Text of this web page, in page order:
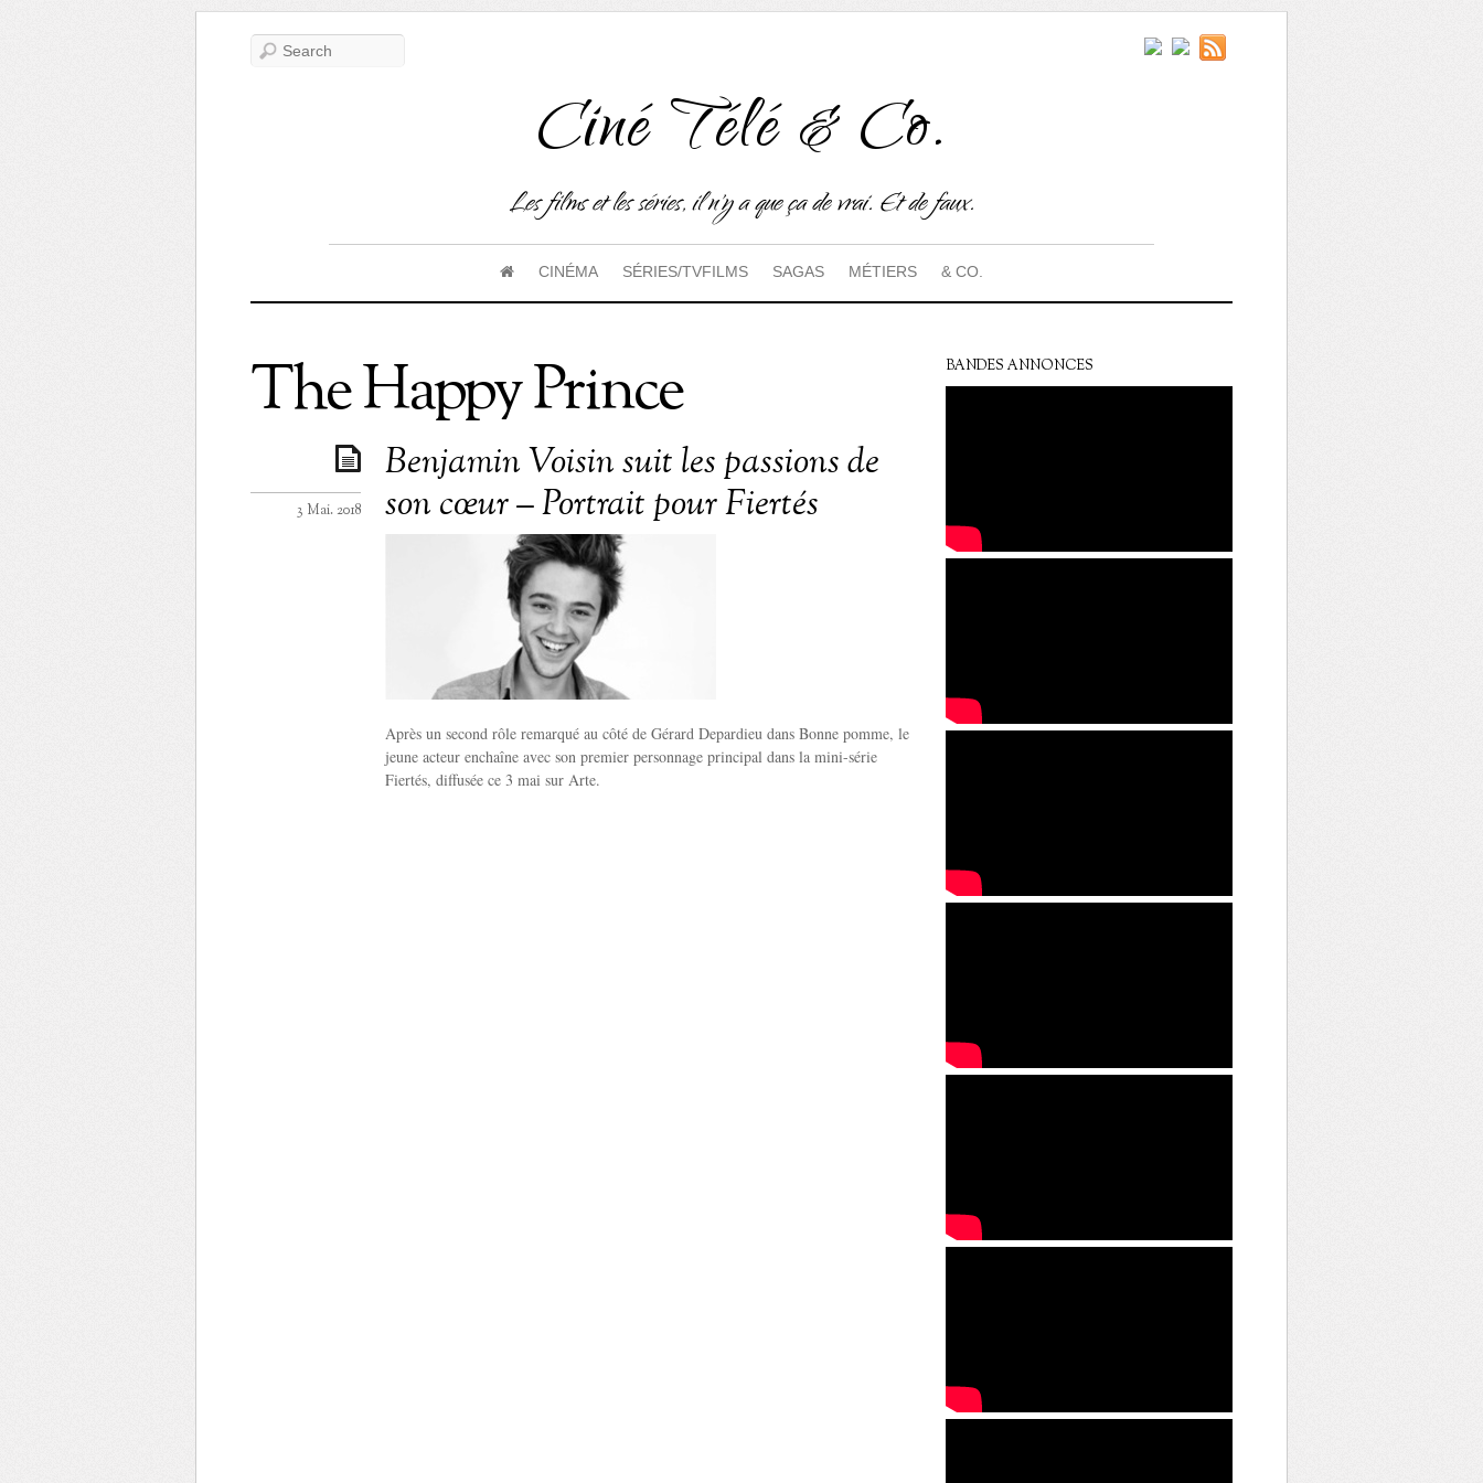
Ciné Télé & Co.
Les films et les séries, il n'y a que ça de vrai. Et de faux.
CINÉMA SÉRIES/TVFILMS SAGAS MÉTIERS & CO.
The Happy Prince
Benjamin Voisin suit les passions de
son cœur – Portrait pour Fiertés
3 Mai. 2018
Après un second rôle remarqué au côté de Gérard Depardieu dans Bonne pomme, le
jeune acteur enchaîne avec son premier personnage principal dans la mini-série
Fiertés, diffusée ce 3 mai sur Arte.
BANDES ANNONCES